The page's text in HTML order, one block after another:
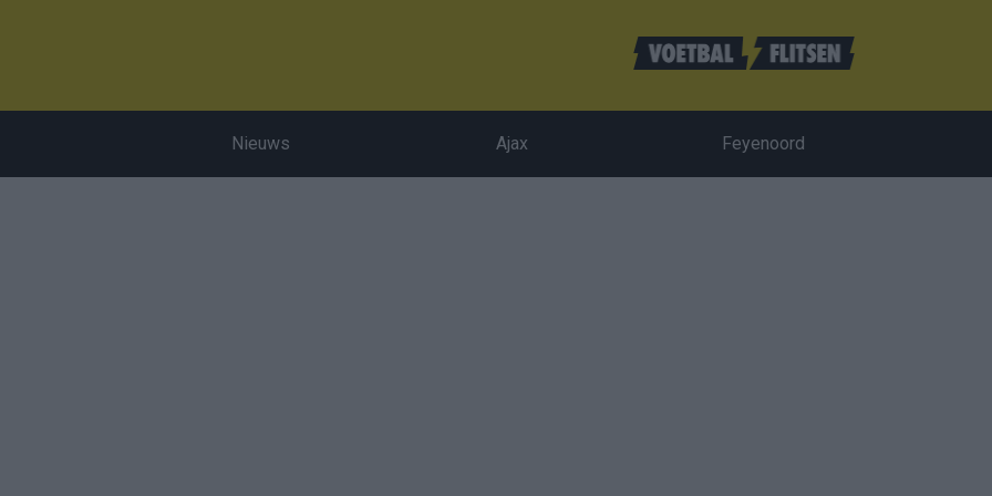
Nieuws Ajax Feyenoord